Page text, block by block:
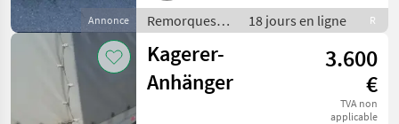
Annonce
Remorques /
Remorques
de voitures
18 jours en ligne R
Kagerer-
Anhänger
3.600
€
TVA non
applicable